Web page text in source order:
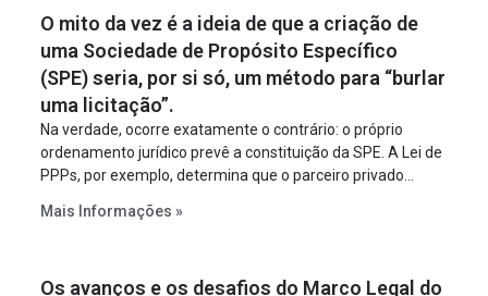
O mito da vez é a ideia de que a criação de
uma Sociedade de Propósito Específico
(SPE) seria, por si só, um método para “burlar
uma licitação”.
Na verdade, ocorre exatamente o contrário: o próprio
ordenamento jurídico prevê a constituição da SPE. A Lei de
PPPs, por exemplo, determina que o parceiro privado
empreendimento. Ou seja, a suposta “fraude à licitação” é
projeto a projeto.
Mais Informações »
Os avanços e os desafios do Marco Legal do